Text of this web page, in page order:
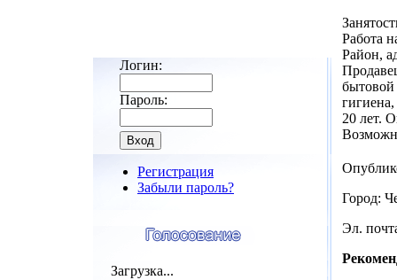
Логин:
Пароль:
Регистрация
Забыли пароль?
Загрузка...
Работа
Район,
20 лет.
Город:
Эл.